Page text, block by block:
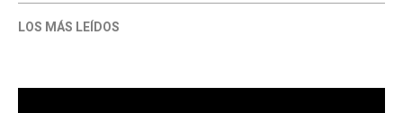
LOS MÁS LEÍDOS